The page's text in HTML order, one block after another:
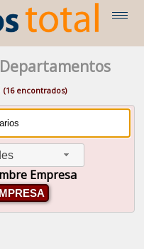
(16 encontrados)
Empresa